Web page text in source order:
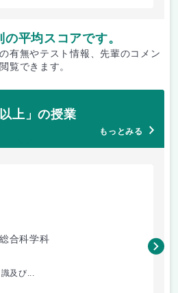
平均スコアです。
有無やテスト情報、先輩のコメン
覧できます。
上」の授業
もっとみる
合科学科
及び...
平